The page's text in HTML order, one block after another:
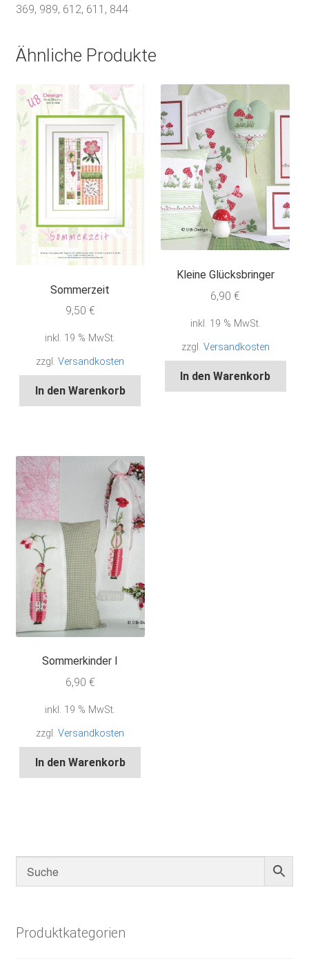
369, 989, 612, 611, 844
Ähnliche Produkte
Sommerzeit
9,50 €
inkl. 19 % MwSt.
zzgl.Versandkosten
In den Warenkorb
Kleine Glücksbringer
6,90€
inkl. 19 % MwSt.
zzgl. Versandkosten
In den Warenkorb
Sommerkinder I
6,90 €
inkl. 19 % MwSt.
zzgl.Versandkosten
In den Warenkorb
Produktkategorien